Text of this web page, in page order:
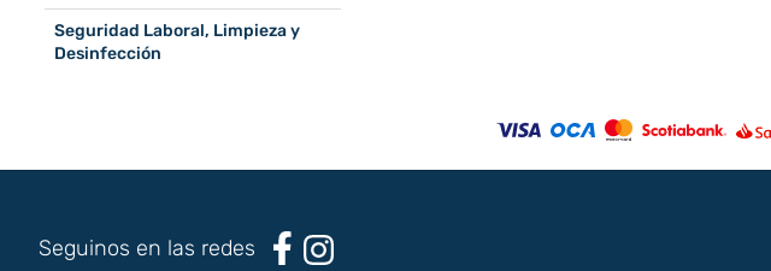
Seguridad Laboral, Limpieza y
Desinfección
Seguinos en las redes